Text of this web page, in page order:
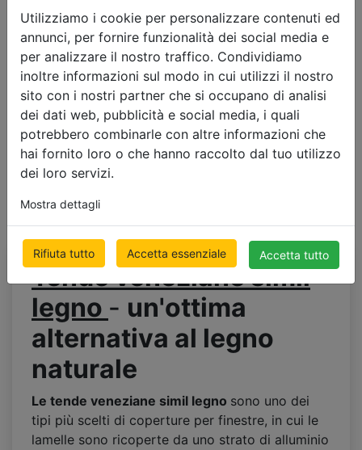
Utilizziamo i cookie per personalizzare contenuti ed
annunci, per fornire funzionalità dei social media e
per analizzare il nostro traffico. Condividiamo
inoltre informazioni sul modo in cui utilizzi il nostro
sito con i nostri partner che si occupano di analisi
dei dati web, pubblicità e social media, i quali
potrebbero combinarle con altre informazioni che
hai fornito loro o che hanno raccolto dal tuo utilizzo
dei loro servizi.
Mostra dettagli
Rifiuta tutto Accetta essenziale Accetta tutto
prezzo con l’IVA
Tende veneziane simil
legno - un'ottima
alternativa al legno
naturale
Le tende veneziane simil legno sono uno dei
tipi più scelti di coperture per finestre, in cui le
lamelle sono ricoperte da uno strato di alluminio